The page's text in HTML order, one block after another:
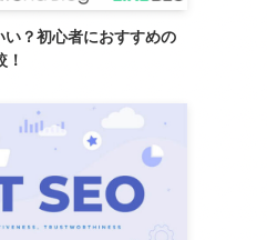
？初心者におすすめの